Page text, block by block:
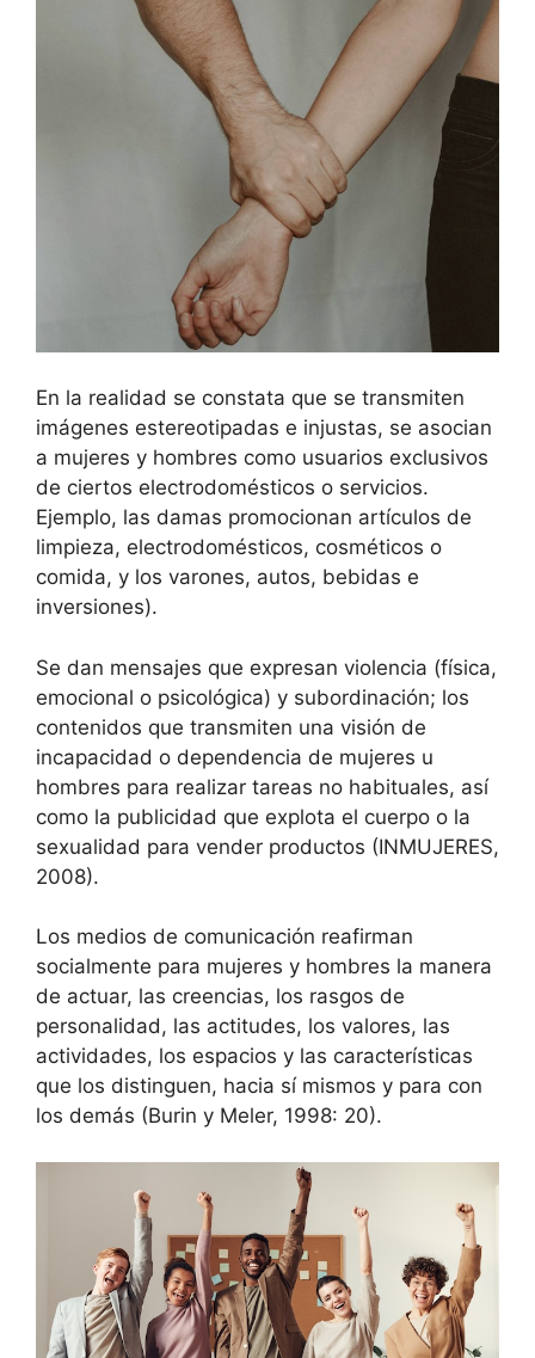
En la realidad se constata que se transmiten
imágenes estereotipadas e injustas, se asocian
a mujeres y hombres como usuarios exclusivos
de ciertos electrodomésticos o servicios.
Ejemplo, las damas promocionan artículos de
limpieza, electrodomésticos, cosméticos o
comida, y los varones, autos, bebidas e
inversiones).
Se dan mensajes que expresan violencia (física,
emocional o psicológica) y subordinación; los
contenidos que transmiten una visión de
incapacidad o dependencia de mujeres u
hombres para realizar tareas no habituales, así
como la publicidad que explota el cuerpo o la
sexualidad para vender productos (INMUJERES,
2008).
Los medios de comunicación reafirman
socialmente para mujeres y hombres la manera
de actuar, las creencias, los rasgos de
personalidad, las actitudes, los valores, las
actividades, los espacios y las características
que los distinguen, hacia sí mismos y para con
los demás (Burin y Meler, 1998: 20).